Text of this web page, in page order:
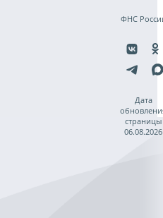
ФНС
Дата
страницы
06.08.2026